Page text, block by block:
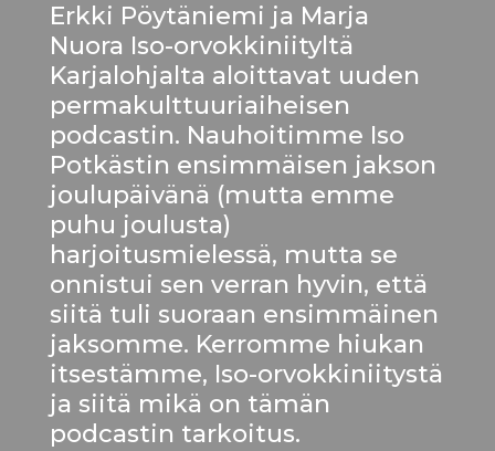
Erkki Pöytäniemi ja Marja
Nuora Iso-orvokkiniityltä
Karjalohjalta aloittavat uuden
permakulttuuriaiheisen
podcastin. Nauhoitimme Iso
Potkästin ensimmäisen jakson
joulupäivänä (mutta emme
puhu joulusta)
harjoitusmielessä, mutta se
onnistui sen verran hyvin, että
siitä tuli suoraan ensimmäinen
jaksomme. Kerromme hiukan
itsestämme, Iso-orvokkiniitystä
ja siitä mikä on tämän
podcastin tarkoitus.